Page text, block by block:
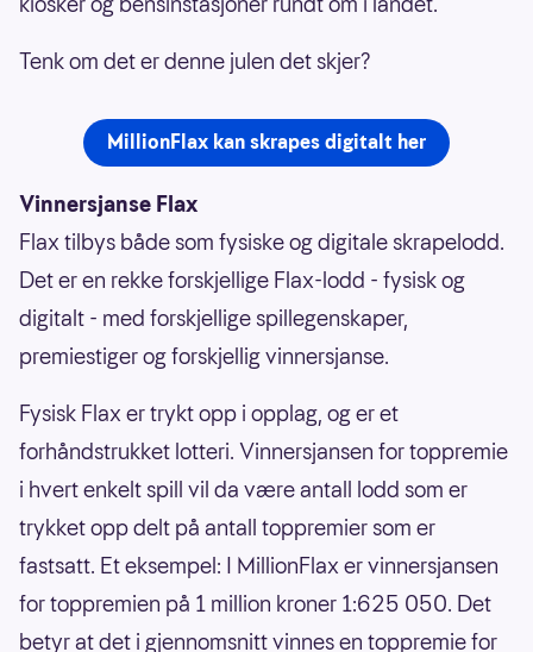
Tenk om det er denne julen det skjer?
MillionFlax kan skrapes digitalt her
Vinnersjanse Flax
Flax tilbys både som fysiske og digitale skrapelodd.
Det er en rekke forskjellige Flax-lodd - fysisk og
digitalt - med forskjellige spillegenskaper,
premiestiger og forskjellig vinnersjanse.
Fysisk Flax er trykt opp i opplag, og er et
forhåndstrukket lotteri. Vinnersjansen for toppremie
i hvert enkelt spill vil da være antall lodd som er
trykket opp delt på antall toppremier som er
fastsatt. Et eksempel: I MillionFlax er vinnersjansen
for toppremien på 1 million kroner 1:625 050. Det
betyr at det i gjennomsnitt vinnes en toppremie for